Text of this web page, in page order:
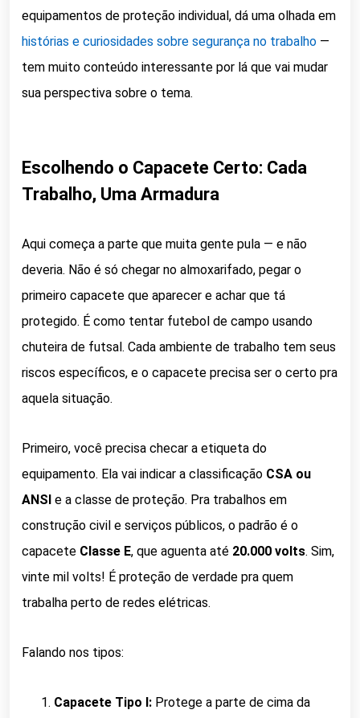
equipamentos de proteção individual, dá uma olhada em
histórias e curiosidades sobre segurança no trabalho —
tem muito conteúdo interessante por lá que vai mudar
sua perspectiva sobre o tema.
Escolhendo o Capacete Certo: Cada
Trabalho, Uma Armadura
Aqui começa a parte que muita gente pula — e não
deveria. Não é só chegar no almoxarifado, pegar o
primeiro capacete que aparecer e achar que tá
protegido. É como tentar futebol de campo usando
chuteira de futsal. Cada ambiente de trabalho tem seus
riscos específicos, e o capacete precisa ser o certo pra
aquela situação.
Primeiro, você precisa checar a etiqueta do
equipamento. Ela vai indicar a classificação CSA ou
ANSI e a classe de proteção. Pra trabalhos em
construção civil e serviços públicos, o padrão é o
capacete Classe E, que aguenta até 20.000 volts. Sim,
vinte mil volts! É proteção de verdade pra quem
trabalha perto de redes elétricas.
Falando nos tipos:
Capacete Tipo I: Protege a parte de cima da